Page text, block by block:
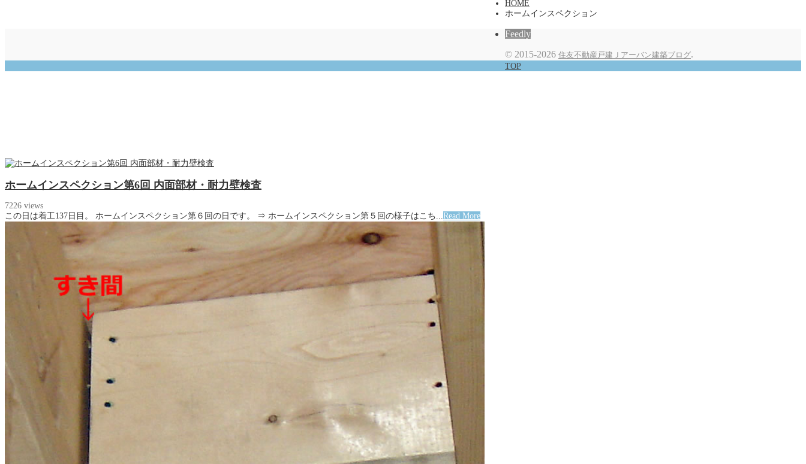
ホームインスペクション第6回 内面部材・耐力壁検査
7226 views
この日は着工137日目。 ホームインスペクション第６回の日です。 ⇒ ホームインスペクション第５回の様子はこち...Read More
HOME
ホームインスペクション
Feedly
© 2015-2026 住友不動産戸建Ｊアーバン建築ブログ.
TOP